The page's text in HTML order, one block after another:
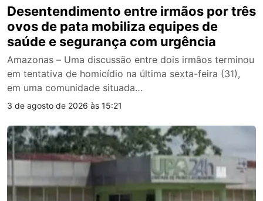
Desentendimento entre irmãos por três
ovos de pata mobiliza equipes de
saúde e segurança com urgência
Amazonas – Uma discussão entre dois irmãos terminou
em tentativa de homicídio na última sexta-feira (31),
em uma comunidade situada…
3 de agosto de 2026 às 15:21